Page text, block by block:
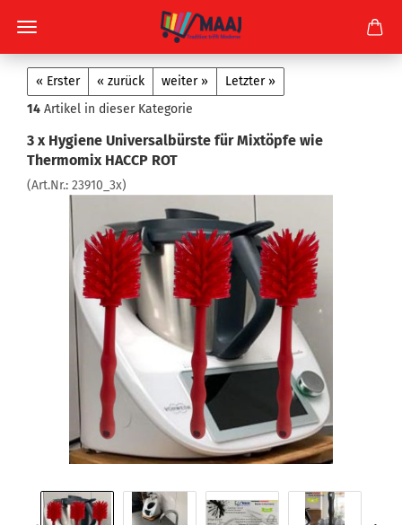
« Erster « zurück weiter »
Letzter »
14 Artikel in dieser Kategorie
3 x Hygiene Universalbürste für Mixtöpfe wie
Thermomix HACCP ROT
(Art.Nr.: 23910_3x)